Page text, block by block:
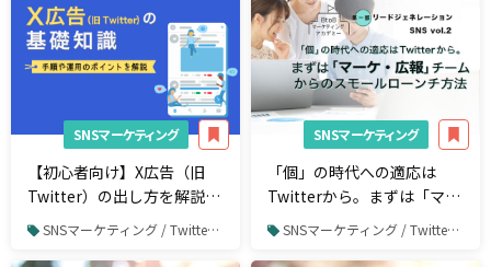
SNSマーケティング
【初心者向け】X広告（旧
Twitter）の出し方を解説！
見るべき指標やクリエイテ
ィブ作成のポイント
SNSマーケティング / Twitter / Twitter広告
SNSマーケティング
「個」の時代への適応は
Twitterから。まずは「マー
ケ・広報」チームからのス
モールローンチ方法
SNSマーケティング / Twitter / Twitter運用